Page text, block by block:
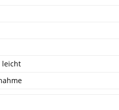
leicht